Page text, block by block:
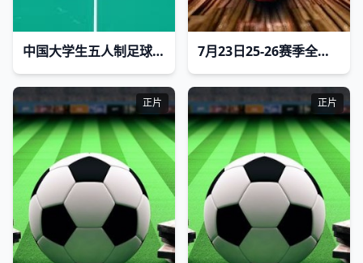
中国大学生五人制足球联赛 湖南工商大学vs西安财经大学 20231031 7月23日25-26赛季全国女子篮球锦标赛 河南豫光金铅43VS47东莞新世纪
正片 正片